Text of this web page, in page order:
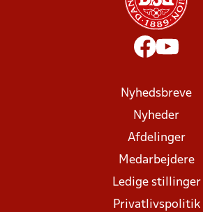
Nyhedsbreve
Nyheder
Afdelinger
Medarbejdere
Ledige stillinger
Privatlivspolitik